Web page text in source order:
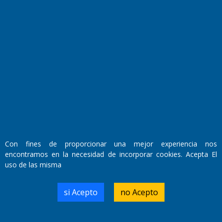
Domicilio Legal: José Ingenieros 855,
Santa Rosa, La Pampa.
RL-2019-55551274-APN-DNDA#MJ
Con fines de proporcionar una mejor experiencia nos
encontramos en la necesidad de incorporar cookies. Acepta El
uso de las misma
si Acepto no Acepto